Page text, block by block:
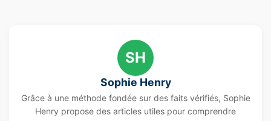
SH
Sophie Henry
Grâce à une méthode fondée sur des faits vérifiés, Sophie
Henry propose des articles utiles pour comprendre